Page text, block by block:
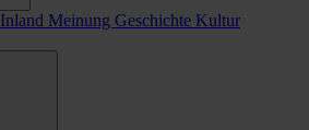
Inland Meinung Geschichte Kultur